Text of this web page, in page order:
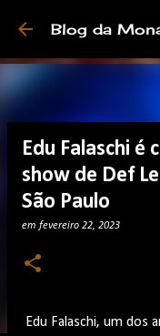
Pular
Blog da
Edu Falaschi é
show de Def
São Paulo
em fevereiro 22, 2023
Edu Falaschi, um dos